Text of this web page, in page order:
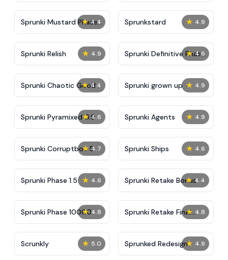
★ 4.4
Sprunki Mustard Phase
2
★ 4.9
Sprunkstard
★ 4.9
Sprunki Relish ★ 4.6
Sprunki Definitive Phase
7
★ 4.4
Sprunki Chaotic Good ★ 4.9
Sprunki grown up
★ 4.6
Sprunki Pyramixed 0.9 ★ 4.9
Sprunki Agents
★ 4.7
Sprunki Corruptbox 5 ★ 4.6
Sprunki Ships
★ 4.6
Sprunki Phase 1.5 ★ 4.4
Sprunki Retake Bonus
★ 4.8
Sprunki Phase 10000 ★ 4.8
Sprunki Retake Final
Update
★ 5.0
Scrunkly ★ 4.9
Sprunked Redesign